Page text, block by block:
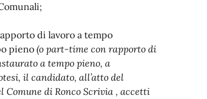
di lavoro a tempo
pieno(o part-time con rapporto di
a tempo pieno, a
il candidato, all’atto del
di Ronco Scrivia , accetti